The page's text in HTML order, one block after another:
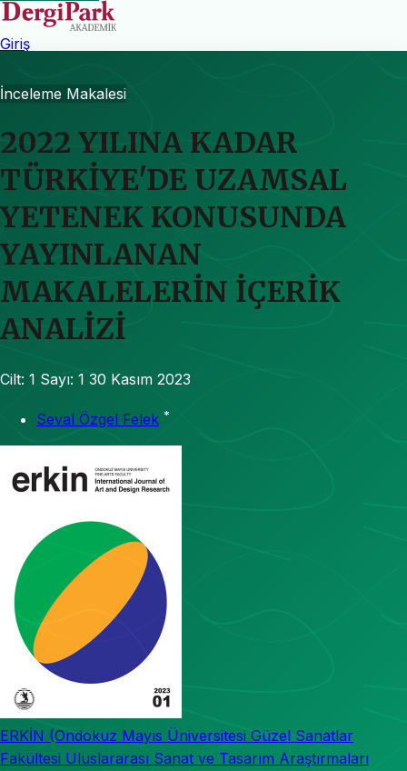
Giriş
İnceleme Makalesi
2022 YILINA KADAR
TÜRKİYE'DE UZAMSAL
YETENEK KONUSUNDA
YAYINLANAN
MAKALELERİN İÇERİK
ANALİZİ
Cilt: 1 Sayı: 1 30 Kasım 2023
Seval Özgel Felek *
ERKİN (Ondokuz Mayıs Üniversitesi Güzel Sanatlar
Fakültesi Uluslararası Sanat ve Tasarım Araştırmaları